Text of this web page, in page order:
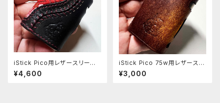
iStick Pico用レザースリーブ
[379-pc]
¥4,600
iStick Pico 75w用レザースリ
ーブ [407-pc]
¥3,000